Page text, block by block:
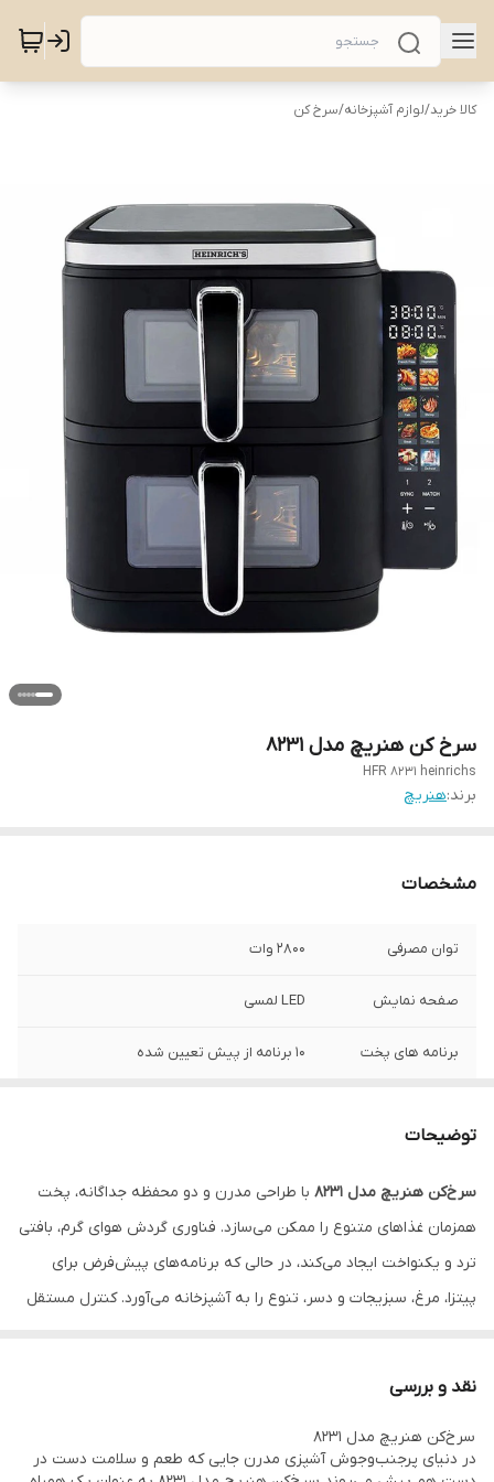
کالا خرید/لوازم آشپزخانه/سرخ کن
سرخ کن هنریچ مدل 8231
HFR 8231 heinrichs
برند:هنریچ
مشخصات
توان مصرفی 2800 وات
صفحه نمایش LED لمسی
برنامه های پخت 10 برنامه از پیش تعیین شده
مجهز به دو پنجره شیشه ای برای مشاهده روند پخت
شیرینی
توضیحات
سرخ‌کن هنریچ مدل 8231
با طراحی مدرن و دو محفظه جداگانه، پخت
همزمان غذاهای متنوع را ممکن می‌سازد. فناوری گردش هوای گرم، بافتی
ترد و یکنواخت ایجاد می‌کند، در حالی که برنامه‌های پیش‌فرض برای
پیتزا، مرغ، سبزیجات و دسر، تنوع را به آشپزخانه می‌آورد. کنترل مستقل
در ماشین ظرفشویی، نگهداری را آسان می‌کند. این دستگاه برای
خانواده‌های پرمشغله ایده‌آل است و با گرم کردن مجدد غذا و پخت دسر،
تجربه‌ای کامل از آشپزی سالم و خلاقانه ارائه می‌دهد
نقد و بررسی
سرخ‌کن هنریچ مدل 8231
در دنیای پرجنب‌وجوش آشپزی مدرن جایی که طعم و سلامت دست در